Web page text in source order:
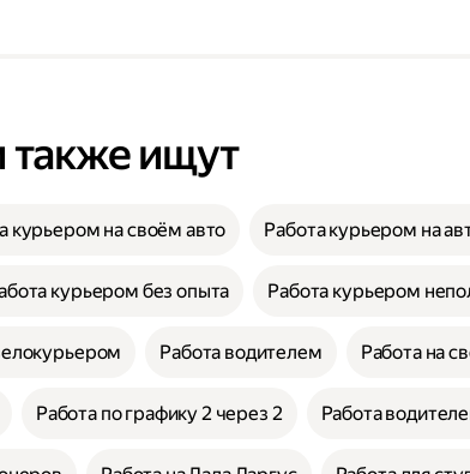
также ищут
курьером на своём авто Работа курьером на
курьером без опыта Работа курьером
Работа водителем Работа на
Работа по графику 2 через 2 Работа